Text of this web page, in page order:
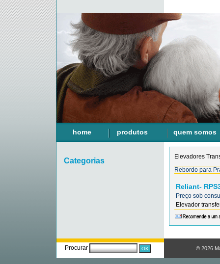
home produtos quem somos
Categorias
Elevadores
Rebordo para
Reliant-
Preço sob
Elevador
© 2026
Procurar